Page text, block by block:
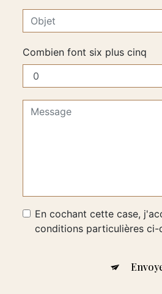
Combien font six plus cinq
En cochant cette case,
conditions particulières ci-